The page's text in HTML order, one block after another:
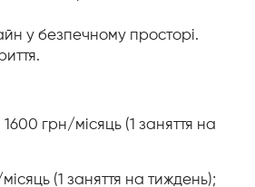
у безпечному просторі.
грн/місяць (1 заняття на
(1 заняття на тиждень);